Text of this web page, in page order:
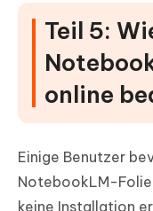
Teil 5:
online
Einige Benutzer
NotebookLM-
keine Installation